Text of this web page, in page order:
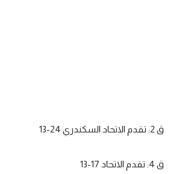
ق 2: تقدم الاتحاد السكندري 24-13
ق 4: تقدم الاتحاد 17-13